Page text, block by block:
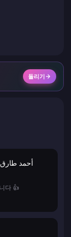
돌리기
أحمد
다 👍